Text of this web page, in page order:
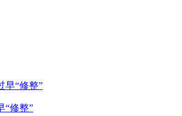
“修整”